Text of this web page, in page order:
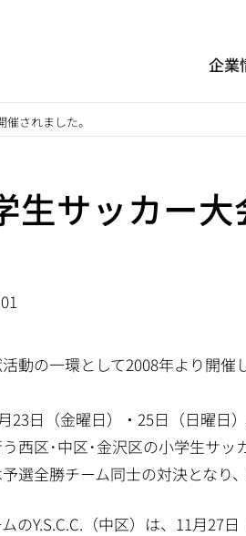
企業
されました。
生サッカー
動の一環として2008年より開
23日（金曜日）・25日（日曜日
西区･中区･金沢区の小学生サッ
選全勝チーム同士の対決となり
のY.S.C.C.（中区）は、11月27